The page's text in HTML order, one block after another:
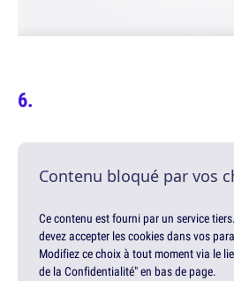
Contenu bloqué par vos
Ce contenu est fourni par un service
devez accepter les cookies dans vos
Modifiez ce choix à tout moment via le
de la Confidentialité" en bas de page.